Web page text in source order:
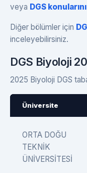
veya DGS konularını
Diğer bölümler için
inceleyebilirsiniz.
DGS Biyoloji
2025 Biyoloji DGS
Üniversite
ORTA DOĞU
TEKNİK
ÜNİVERSİTESİ